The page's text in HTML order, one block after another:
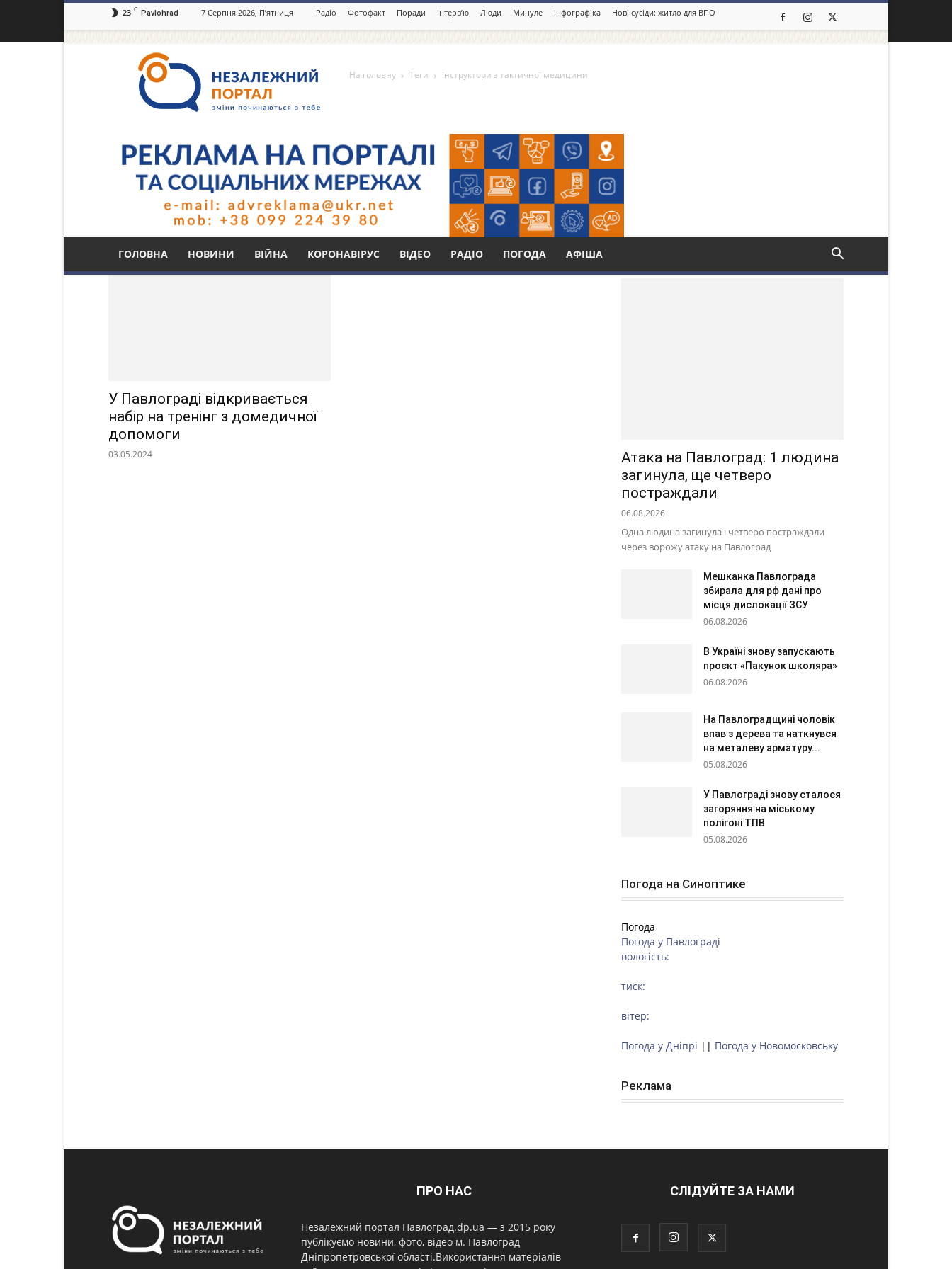
23 C Pavlohrad 7 Серпня 2026, П’ятниця Радіо Фотофакт Поради Інтерв’ю Люди Минуле Інфографіка Нові сусіди: житло для ВПО
портал
Павлоград.dp.ua
ГОЛОВНА НОВИНИ ВІЙНА КОРОНАВІРУС ВІДЕО РАДІО ПОГОДА АФІША
На головну Теги інструктори з тактичної медицини
Тег: інструктори з тактичної медицини
У Павлограді відкривається
набір на тренінг з домедичної
допомоги
03.05.2024
Атака на Павлоград: 1 людина
загинула, ще четверо
постраждали
06.08.2026
Одна людина загинула і четверо постраждали
через ворожу атаку на Павлоград
Мешканка Павлограда
збирала для рф дані про
місця дислокації ЗСУ
06.08.2026
В Україні знову запускають
проєкт «Пакунок школяра»
06.08.2026
На Павлоградщині чоловік
впав з дерева та наткнувся
на металеву арматуру...
05.08.2026
У Павлограді знову сталося
загоряння на міському
полігоні ТПВ
05.08.2026
Погода на Синоптике
Погода
Погода у Павлограді
вологість:
тиск:
вітер:
Погода у Дніпрі || Погода у Новомосковську
Реклама
ПРО НАС
Незалежний портал Павлоград.dp.ua — з 2015 року
публікуємо новини, фото, відео м. Павлоград
Дніпропетровської області.Використання матеріалів
СЛІДУЙТЕ ЗА НАМИ